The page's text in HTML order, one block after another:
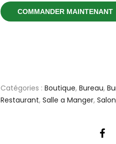
COMMANDER MAINTENANT
Catégories : Boutique, Bureau,
Restaurant, Salle a Manger, Salon